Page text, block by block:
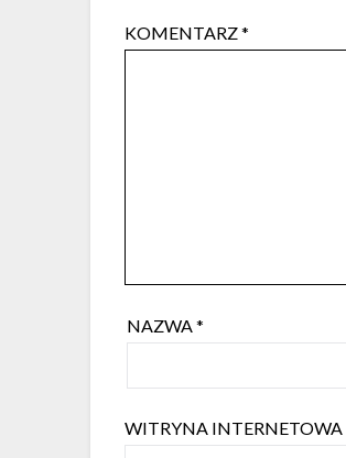
KOMENTARZ*
NAZWA*
WITRYNA INTERNETOWA